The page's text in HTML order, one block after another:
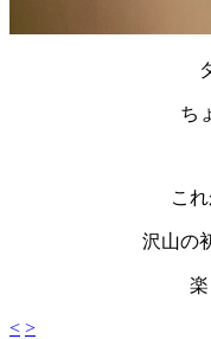
ち
こ
沢山の
楽
< >